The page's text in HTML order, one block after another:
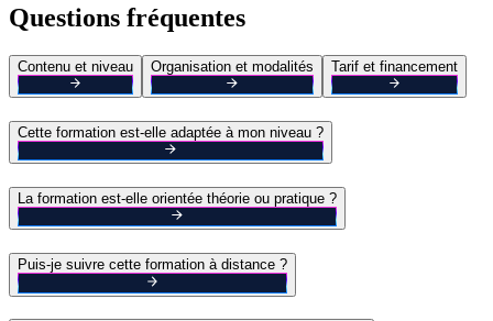
Questions fréquentes
Contenu et niveau Organisation et modalités Tarif et financement
Cette formation est-elle adaptée à mon niveau ?
La formation est-elle orientée théorie ou pratique ?
Puis-je suivre cette formation à distance ?